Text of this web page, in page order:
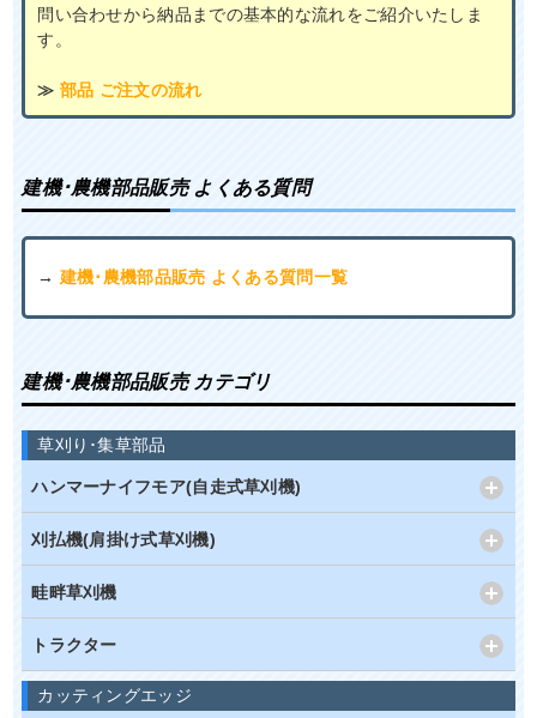
問い合わせから納品までの基本的な流れをご紹介いたしま
す。
≫ 部品 ご注文の流れ
建機･農機部品販売 よくある質問
→ 建機･農機部品販売 よくある質問一覧
建機･農機部品販売 カテゴリ
草刈り･集草部品
ハンマーナイフモア(自走式草刈機)
刈払機(肩掛け式草刈機)
畦畔草刈機
トラクター
カッティングエッジ